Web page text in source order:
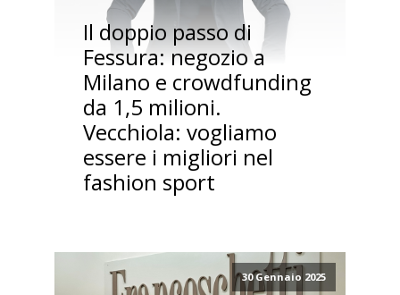
Il doppio passo di
Fessura: negozio a
Milano e crowdfunding
da 1,5 milioni.
Vecchiola: vogliamo
essere i migliori nel
fashion sport
30 Gennaio 2025